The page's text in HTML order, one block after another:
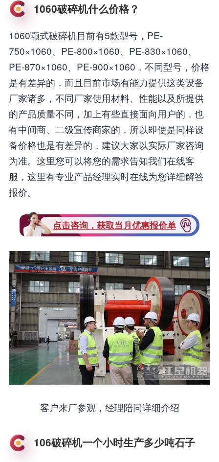
1060破碎机什么价格？
1060颚式破碎机目前有5款型号，PE-
750×1060、PE-800×1060、PE-830×1060、
PE-870×1060、PE-900×1060，不同型号，价格
是有差异的，而且目前市场有能力提供这类设备
厂家诸多，不同厂家使用材料、性能以及所提供
的产品质量不同，加上有些直接面向用户的，也
有中间商、二级宣传商家的，所以即使是同样设
备价格也是有差异的，建议大家以实际厂家咨询
为准。这里您可以将您的需求告知我们在线客
服，这里有专业产品经理实时在线为您详细解答
报价。
点击咨询，获取当月优惠报价单
客户来厂参观，经理陪同详细介绍
106破碎机一个小时生产多少吨石子